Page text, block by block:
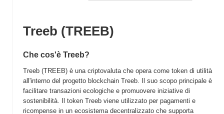
Treeb (TREEB)
Che cos'è Treeb?
Treeb (TREEB) è una criptovaluta che opera come token di utilità
all'interno del progetto blockchain Treeb. Il suo scopo principale è
facilitare transazioni ecologiche e promuovere iniziative di
sostenibilità. Il token Treeb viene utilizzato per pagamenti e
ricompense in un ecosistema decentralizzato che supporta